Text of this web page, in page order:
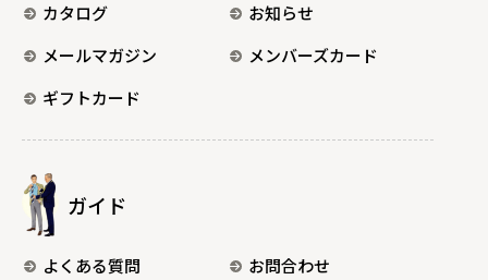
カタログ
お知らせ
メールマガジン
メンバーズカード
ギフトカード
ガイド
よくある質問 お問合わせ